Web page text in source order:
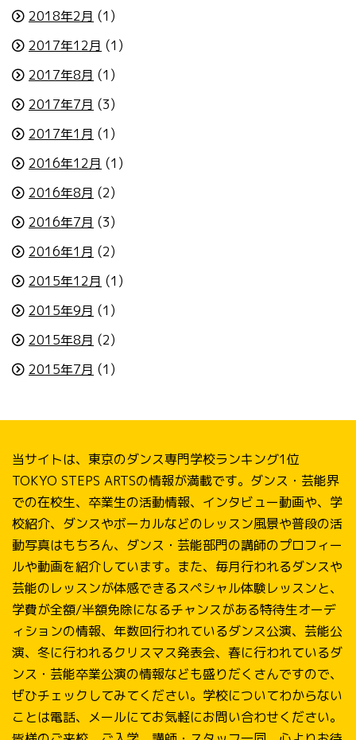
2018年2月 (1)
2017年12月 (1)
2017年8月 (1)
2017年7月 (3)
2017年1月 (1)
2016年12月 (1)
2016年8月 (2)
2016年7月 (3)
2016年1月 (2)
2015年12月 (1)
2015年9月 (1)
2015年8月 (2)
2015年7月 (1)
当サイトは、東京のダンス専門学校ランキング1位
TOKYO STEPS ARTSの情報が満載です。ダンス・芸能界
での在校生、卒業生の活動情報、インタビュー動画や、学
校紹介、ダンスやボーカルなどのレッスン風景や普段の活
動写真はもちろん、ダンス・芸能部門の講師のプロフィー
ルや動画を紹介しています。また、毎月行われるダンスや
芸能のレッスンが体感できるスペシャル体験レッスンと、
学費が全額/半額免除になるチャンスがある特待生オーデ
ィションの情報、年数回行われているダンス公演、芸能公
演、冬に行われるクリスマス発表会、春に行われているダ
ンス・芸能卒業公演の情報なども盛りだくさんですので、
ぜひチェックしてみてください。学校についてわからない
ことは電話、メールにてお気軽にお問い合わせください。